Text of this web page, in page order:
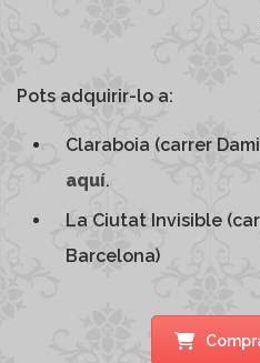
Pots adquirir-lo a:
Claraboia (carrer
aquí.
La Ciutat Invisible (
Barcelona)